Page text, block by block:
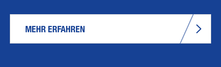
MEHR ERFAHREN